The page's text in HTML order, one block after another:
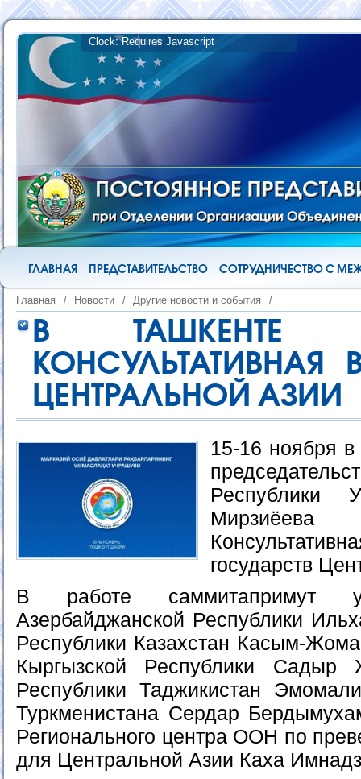
ГЛАВНАЯ ПРЕДСТАВИТЕЛЬСТВО СОТРУДНИЧЕСТВО С
Главная / Новости / Другие новости и события /
В ТАШКЕНТЕ
КОНСУЛЬТАТИВНАЯ
ЦЕНТРАЛЬНОЙ АЗИИ
15-16 ноября
Республики
Мирзиёева
государств
В работе саммитапримут
Азербайджанской Республики
Республики Казахстан Касым-
Кыргызской Республики Садыр
Республики Таджикистан
Туркменистана Сердар
Регионального центра ООН по
для Центральной Азии Каха